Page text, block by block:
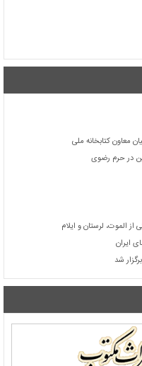
معاون کتابخانه ملی
در حرم رضوی
الموت، لرستان و ایلام
ایران
شد